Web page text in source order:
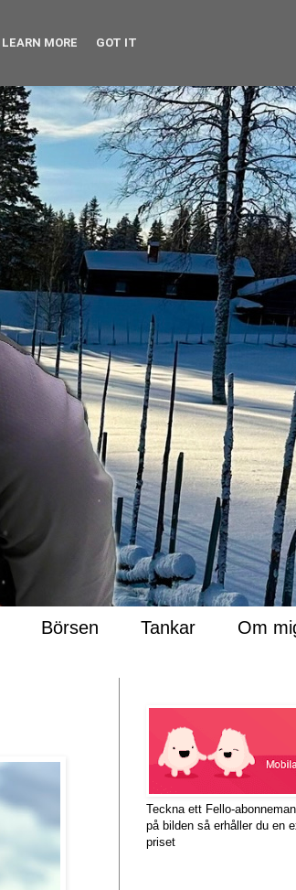
Börsen Tankar Om
Teckna ett Fello-
på bilden så erhåller du en
priset
LEARN MORE GOT IT